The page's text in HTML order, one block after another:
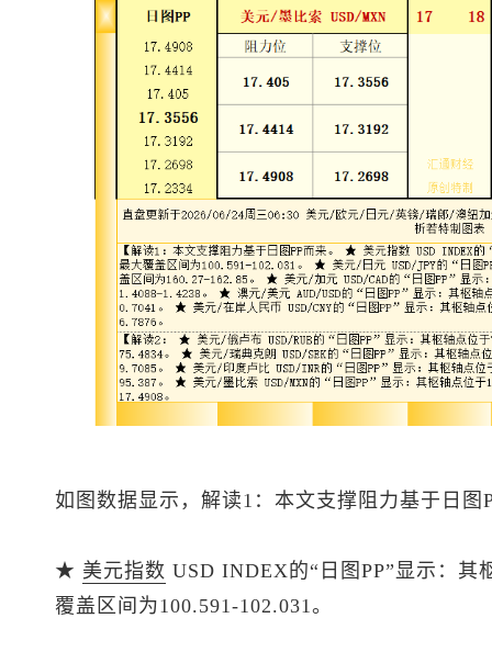
如图数据显示，解读1：本文支撑阻力基于日图
★ 美元指数 USD INDEX的“日图PP”显示：其
覆盖区间为100.591-102.031。